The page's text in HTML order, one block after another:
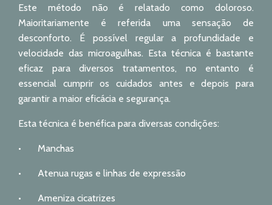
Este método não é relatado como doloroso.
Maioritariamente é referida uma sensação de
desconforto. É possível regular a profundidade e
velocidade das microagulhas. Esta técnica é bastante
eficaz para diversos tratamentos, no entanto é
essencial cumprir os cuidados antes e depois para
garantir a maior eficácia e segurança.
Esta técnica é benéfica para diversas condições:
• Manchas
• Atenua rugas e linhas de expressão
• Ameniza cicatrizes